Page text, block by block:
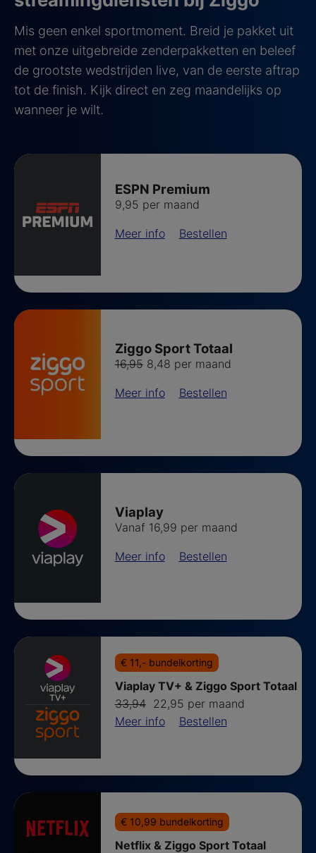
Mis geen enkel sportmoment. Breid je pakket uit
met onze uitgebreide zenderpakketten en beleef
de grootste wedstrijden live, van de eerste aftrap
tot de finish. Kijk direct en zeg maandelijks op
wanneer je wilt.
ESPN Premium
9,95 per maand
Meer info Bestellen
Ziggo Sport Totaal
Van
16,95 voor
8,48 per maand
Meer info Bestellen
Viaplay
Vanaf 16,99 per maand
Meer info Bestellen
€ 11,- bundelkorting
Viaplay TV+ & Ziggo Sport Totaal
Van
33,94 voor
22,95 per maand
Meer info
Bestellen
€ 10,99 bundelkorting
Netflix & Ziggo Sport Totaal